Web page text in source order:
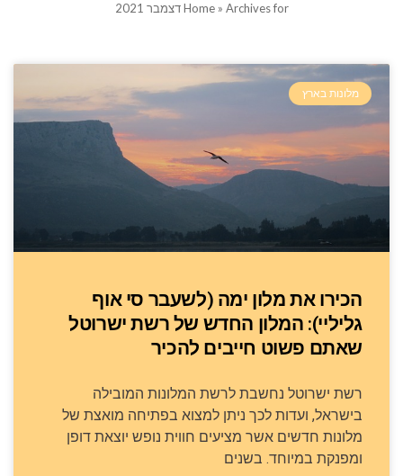
Home» Archives for דצמבר 2021
מלונות בארץ
הכירו את מלון ימה (לשעבר סי אוף
גליליי): המלון החדש של רשת ישרוטל
שאתם פשוט חייבים להכיר
רשת ישרוטל נחשבת לרשת המלונות המובילה
בישראל, ועדות לכך ניתן למצוא בפתיחה מואצת של
מלונות חדשים אשר מציעים חווית נופש יוצאת דופן
ומפנקת במיוחד. בשנים